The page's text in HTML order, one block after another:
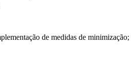
de medidas de minimização;